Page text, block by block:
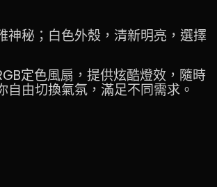
神秘；白色外殼，清新明亮，選擇
定色風扇，提供炫酷燈效，隨時
自由切換氣氛，滿足不同需求。